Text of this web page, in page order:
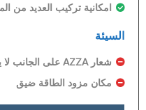
امكانية تركيب العديد من
السيئة
شعار AZZA على الجانب لا يوجد لديه RGB
مكان مزود الطاقة ضيق